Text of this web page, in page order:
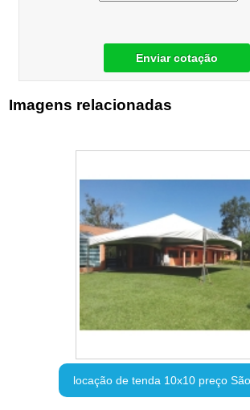
Enviar cotação
Imagens relacionadas
locação de tenda 10x10 preço